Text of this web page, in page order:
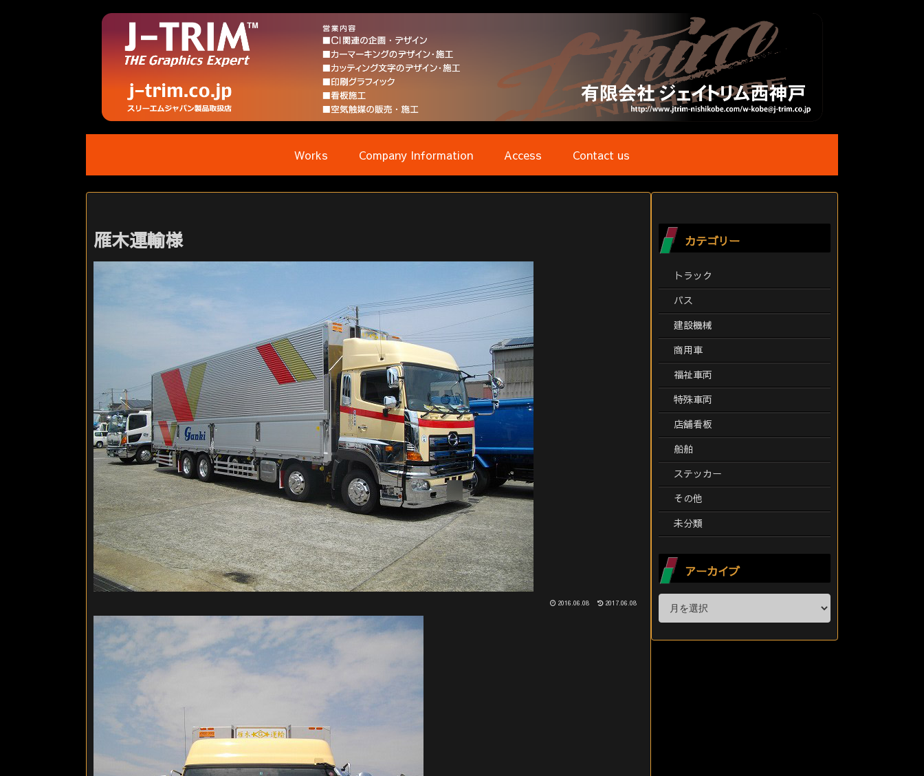
Works Company Information Access Contact us
雁木運輸様
2016.06.08 2017.06.08
カテゴリー
トラック
バス
建設機械
商用車
福祉車両
特殊車両
店舗看板
船舶
ステッカー
その他
未分類
アーカイブ